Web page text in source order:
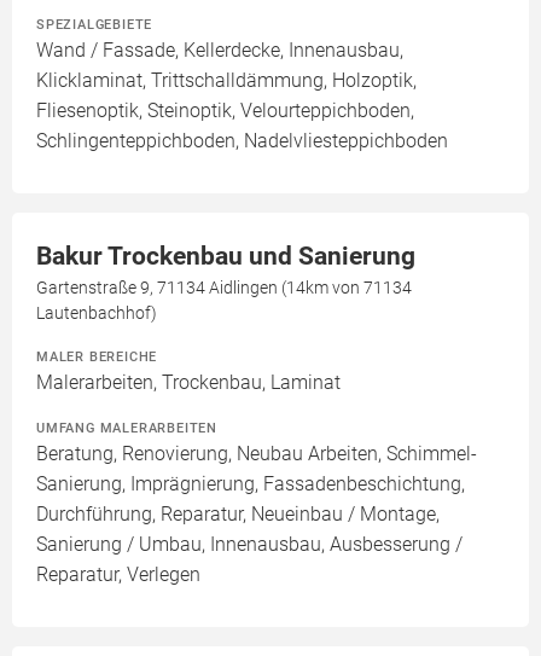
SPEZIALGEBIETE
Wand / Fassade, Kellerdecke, Innenausbau,
Klicklaminat, Trittschalldämmung, Holzoptik,
Fliesenoptik, Steinoptik, Velourteppichboden,
Schlingenteppichboden, Nadelvliesteppichboden
Bakur Trockenbau und Sanierung
Gartenstraße 9, 71134 Aidlingen (14km von 71134
Lautenbachhof)
MALER BEREICHE
Malerarbeiten, Trockenbau, Laminat
UMFANG MALERARBEITEN
Beratung, Renovierung, Neubau Arbeiten, Schimmel-
Sanierung, Imprägnierung, Fassadenbeschichtung,
Durchführung, Reparatur, Neueinbau / Montage,
Sanierung / Umbau, Innenausbau, Ausbesserung /
Reparatur, Verlegen